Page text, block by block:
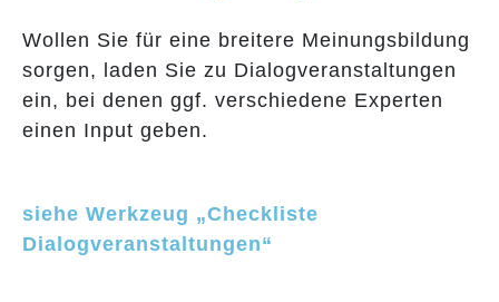
Wollen Sie für eine breitere Meinungsbildung
sorgen, laden Sie zu Dialogveranstaltungen
ein, bei denen ggf. verschiedene Experten
einen Input geben.
siehe Werkzeug „Checkliste
Dialogveranstaltungen“